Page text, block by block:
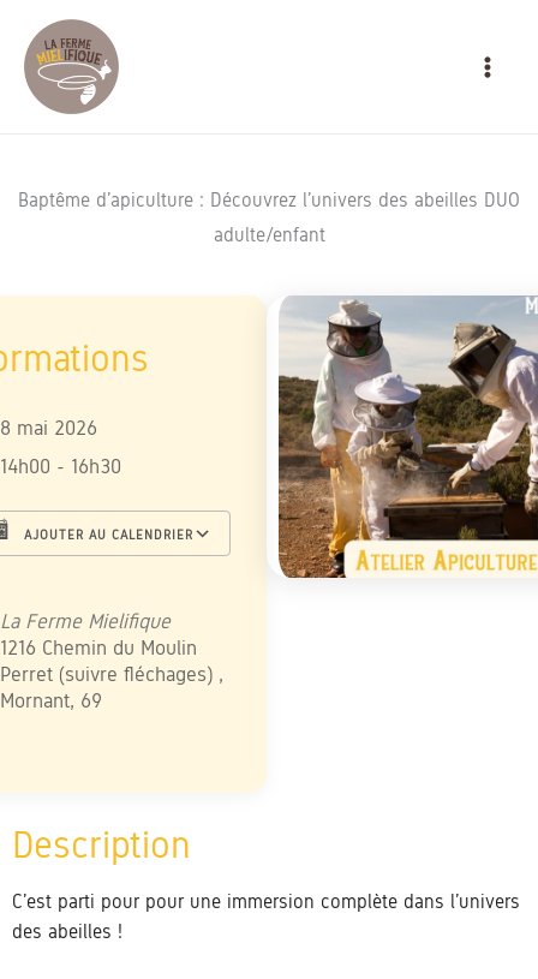
contenu
Baptême d’apiculture : Découvrez l’univers des abeilles DUO
adulte/enfant
8 mai 2026
14h00 - 16h30
AJOUTER AU CALENDRIER
Outlook Live
La Ferme Mielifique
1216 Chemin du Moulin
Perret (suivre fléchages) ,
Mornant, 69
C’est parti pour pour une immersion complète dans l’univers
des abeilles !